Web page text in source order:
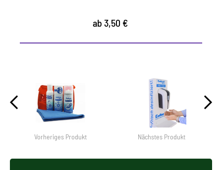
ab 3,50 €
Vorheriges Produkt Nächstes Produkt